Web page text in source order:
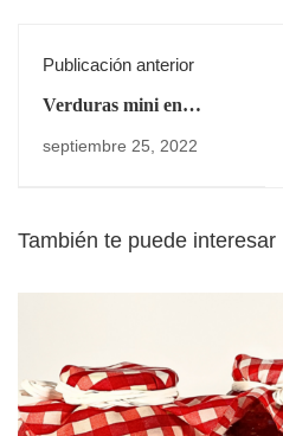
Publicación anterior
Verduras mini en
de espinacas
septiembre 25, 2022
También te puede interesar